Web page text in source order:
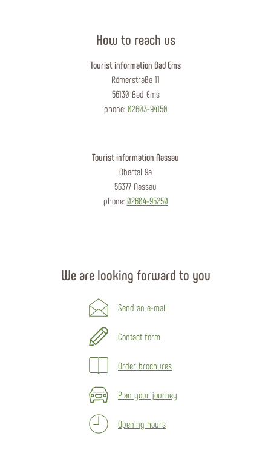
How to reach us
Tourist information Bad Ems
Römerstraße 11
56130 Bad Ems
phone: 02603-94150
Tourist information Nassau
Obertal 9a
56377 Nassau
phone: 02604-95250
We are looking forward to you
Send an e-mail
Contact form
Order brochures
Plan your journey
Opening hours